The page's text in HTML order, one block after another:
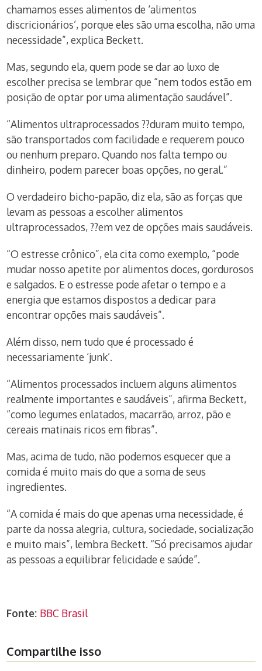
chamamos esses alimentos de ‘alimentos
discricionários’, porque eles são uma escolha, não uma
necessidade”, explica Beckett.
Mas, segundo ela, quem pode se dar ao luxo de
escolher precisa se lembrar que “nem todos estão em
posição de optar por uma alimentação saudável”.
“Alimentos ultraprocessados ??duram muito tempo,
são transportados com facilidade e requerem pouco
ou nenhum preparo. Quando nos falta tempo ou
dinheiro, podem parecer boas opções, no geral.”
O verdadeiro bicho-papão, diz ela, são as forças que
levam as pessoas a escolher alimentos
ultraprocessados, ??em vez de opções mais saudáveis.
“O estresse crônico”, ela cita como exemplo, “pode
mudar nosso apetite por alimentos doces, gordurosos
e salgados. E o estresse pode afetar o tempo e a
energia que estamos dispostos a dedicar para
encontrar opções mais saudáveis”.
Além disso, nem tudo que é processado é
necessariamente ‘junk’.
“Alimentos processados incluem alguns alimentos
realmente importantes e saudáveis”, afirma Beckett,
“como legumes enlatados, macarrão, arroz, pão e
cereais matinais ricos em fibras”.
Mas, acima de tudo, não podemos esquecer que a
comida é muito mais do que a soma de seus
ingredientes.
“A comida é mais do que apenas uma necessidade, é
parte da nossa alegria, cultura, sociedade, socialização
e muito mais”, lembra Beckett. “Só precisamos ajudar
as pessoas a equilibrar felicidade e saúde”.
Fonte: BBC Brasil
Compartilhe isso